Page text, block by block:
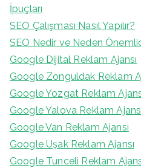
İpuçları
SEO Çalışması Nasıl Yapılır?
SEO Nedir ve Neden
Google Dijital Reklam Ajansı
Google Zonguldak Reklam
Google Yozgat Reklam
Google Yalova Reklam
Google Van Reklam Ajansı
Google Uşak Reklam Ajansı
Google Tunceli Reklam